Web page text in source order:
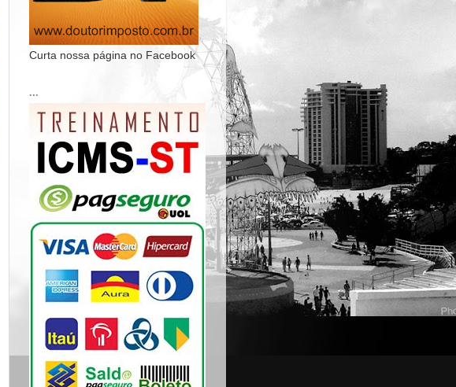
Curta nossa página no Facebook
...